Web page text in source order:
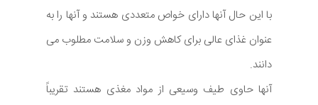
با این حال آنها دارای خواص متعددی هستند و آنها را به
عنوان غذای عالی برای کاهش وزن و سلامت مطلوب می
دانند.
آنها حاوی طیف وسیعی از مواد مغذی هستند تقریباً